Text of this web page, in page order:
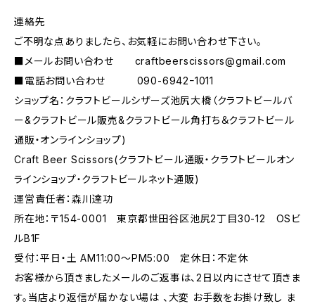
連絡先
ご不明な点ありましたら、お気軽にお問い合わせ下さい。
■メールお問い合わせ craftbeerscissors@gmail.com
■電話お問い合わせ 090-6942ｰ1011
ショップ名：クラフトビールシザーズ池尻大橋（クラフトビールバ
ー&クラフトビール販売&クラフトビール角打ち＆クラフトビール
通販・オンラインショップ)
Craft Beer Scissors(クラフトビール通販・クラフトビールオン
ラインショップ・クラフトビールネット通販)
運営責任者：森川達功
所在地：〒154-0001 東京都世田谷区池尻2丁目30-12 OSビ
ルB1F
受付：平日・土 AM11:00～PM5:00 定休日：不定休
お客様から頂きましたメールのご返事は、2日以内にさせて頂きま
す。当店より返信が届かない場は 、大変 お手数をお掛け致し ま